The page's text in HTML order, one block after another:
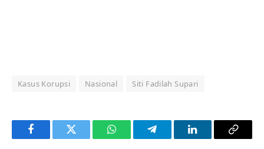
Kasus Korupsi Nasional Siti Fadilah Supari
FacebookTwitter WhatsAppTelegramLinkedInCopy